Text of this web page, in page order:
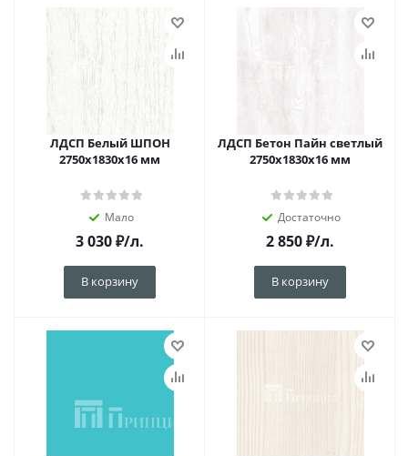
ЛДСП Белый ШПОН
2750х1830х16 мм
Мало
3 030₽/л.
В корзину
ЛДСП Бетон Пайн светлый
2750х1830х16 мм
Достаточно
2 850₽/л.
В корзину